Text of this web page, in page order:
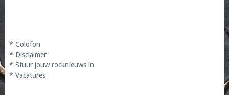
* Colofon
* Disclaimer
* Stuur jouw rocknieuws in
* Vacatures